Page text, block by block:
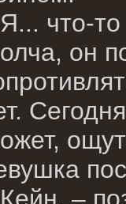
что-то
он
–